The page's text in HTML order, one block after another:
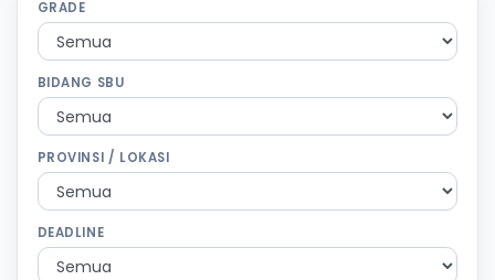
GRADE
BIDANG SBU
PROVINSI / LOKASI
DEADLINE